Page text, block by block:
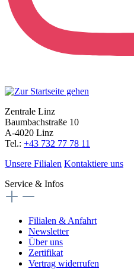
Zentrale Linz
Baumbachstraße 10
A-4020 Linz
Tel.: +43 732 77 78 11
Unsere Filialen Kontaktiere uns
Service & Infos
Filialen & Anfahrt
Newsletter
Über uns
Zertifikat
Vertrag widerrufen